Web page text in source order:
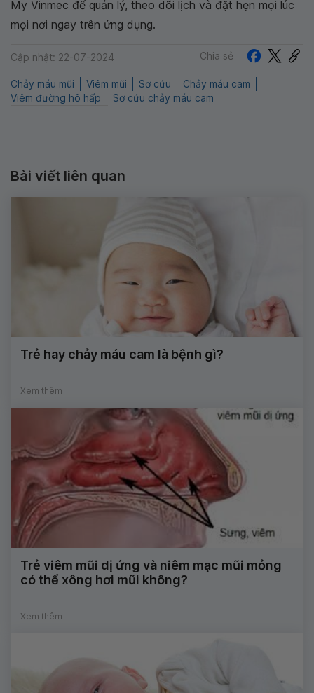
My Vinmec để quản lý, theo dõi lịch và đặt hẹn mọi lúc
mọi nơi ngay trên ứng dụng.
Cập nhật: 22-07-2024 Chia sẻ
Chảy máu mũi Viêm mũi Sơ cứu
Chảy máu cam
Viêm đường hô hấp
Sơ cứu chảy máu cam
Bài viết liên quan
Trẻ hay chảy máu cam là bệnh gì?
Xem thêm
Trẻ viêm mũi dị ứng và niêm mạc mũi mỏng
có thể xông hơi mũi không?
Xem thêm